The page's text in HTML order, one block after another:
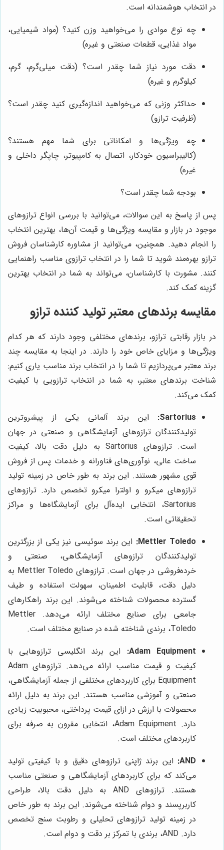
در انتخاب هوشمندانه است.
چه نوع موادی را می‌خواهید وزن کنید؟ (مواد شیمیایی،
مواد غذایی، قطعات صنعتی و غیره)
دقت مورد نیاز شما چقدر است؟ (دقت میلی‌گرم، گرم،
کیلوگرم و غیره)
حداکثر وزنی که می‌خواهید اندازه‌گیری کنید چقدر است؟
(ظرفیت ترازو)
چه ویژگی‌ها و امکاناتی برای شما مهم هستند؟
(کالیبراسیون خودکار، اتصال به کامپیوتر، چاپگر داخلی و
غیره)
بودجه شما چقدر است؟
پس از پاسخ به این سوالات، می‌توانید با بررسی انواع ترازوهای
موجود در بازار و مقایسه ویژگی‌ها و قیمت آن‌ها، بهترین انتخاب
را انجام دهید. همچنین، می‌توانید از مشاوره کارشناسان فروش
ترازو بهره‌مند شوید تا شما را در انتخاب ترازوی مناسب راهنمایی
کنند. مشورت با کارشناسان، می‌تواند به شما در انتخاب بهترین
گزینه کمک کند.
مقایسه برندهای معتبر تولید کننده ترازو
در بازار رقابتی ترازو، برندهای مختلفی وجود دارند که هر کدام
ویژگی‌ها و مزایای خاص خود را دارند. در اینجا به مقایسه چند
برند معتبر می‌پردازیم تا شما را در انتخاب برند مناسب یاری کنیم:
شناخت برندهای معتبر، به شما در انتخاب ترازویی با کیفیت
کمک می‌کند.
Sartorius:
این برند آلمانی یکی از پیشروترین
تولیدکنندگان ترازوهای آزمایشگاهی و صنعتی در جهان
است. ترازوهای Sartorius به دلیل دقت بالا، کیفیت
ساخت عالی، نوآوری‌های فناورانه و خدمات پس از فروش
قوی مشهور هستند. این برند به طور خاص در زمینه تولید
ترازوهای میکرو و اولترا میکرو تخصص دارد. ترازوهای
Sartorius، انتخابی ایده‌آل برای آزمایشگاه‌ها و مراکز
تحقیقاتی است.
Mettler Toledo: این برند سوئیسی نیز یکی از بزرگترین
تولیدکنندگان ترازوهای آزمایشگاهی، صنعتی و
خرده‌فروشی در جهان است. ترازوهای Mettler Toledo به
دلیل دقت، قابلیت اطمینان، سهولت استفاده و طیف
گسترده محصولات شناخته می‌شوند. این برند راهکارهای
جامعی برای صنایع مختلف ارائه می‌دهد. Mettler
Toledo، برندی شناخته شده در صنایع مختلف است.
Adam Equipment:
این برند انگلیسی ترازوهایی با
کیفیت و قیمت مناسب ارائه می‌دهد. ترازوهای Adam
Equipment برای کاربردهای مختلفی از جمله آزمایشگاهی،
صنعتی و آموزشی مناسب هستند. این برند به دلیل ارائه
محصولات با ارزش در ازای قیمت پرداختی، محبوبیت زیادی
دارد. Adam Equipment، انتخابی مقرون به صرفه برای
کاربردهای مختلف است.
AND: این برند ژاپنی ترازوهای دقیق و با کیفیتی تولید
می‌کند که برای کاربردهای آزمایشگاهی و صنعتی مناسب
هستند. ترازوهای AND به دلیل دقت بالا، طراحی
کاربرپسند و دوام شناخته می‌شوند. این برند به طور خاص
در زمینه تولید ترازوهای تحلیلی و رطوبت سنج تخصص
دارد. AND، برندی با تمرکز بر دقت و دوام است.